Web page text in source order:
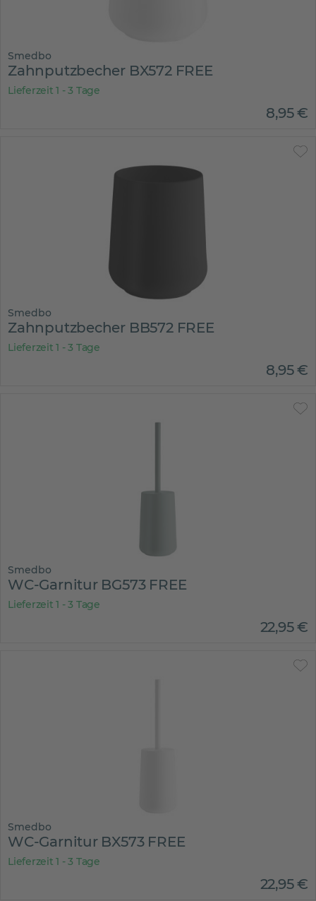
Smedbo
Zahnputzbecher BX572 FREE
Lieferzeit 1 - 3 Tage
8,95€
Smedbo
Zahnputzbecher BB572 FREE
Lieferzeit 1 - 3 Tage
8,95€
Smedbo
WC-Garnitur BG573 FREE
Lieferzeit 1 - 3 Tage
22,95€
Smedbo
WC-Garnitur BX573 FREE
Lieferzeit 1 - 3 Tage
22,95€